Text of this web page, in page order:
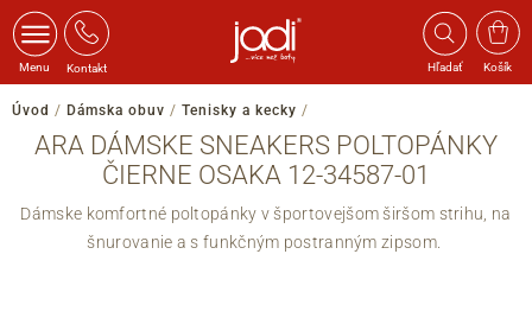
Menu Kontakt Hľadať Košík
Úvod / Dámska obuv / Tenisky a kecky /
ARA DÁMSKE SNEAKERS POLTOPÁNKY
ČIERNE OSAKA 12-34587-01
Dámske komfortné poltopánky v športovejšom širšom strihu, na
šnurovanie a s funkčným postranným zipsom.